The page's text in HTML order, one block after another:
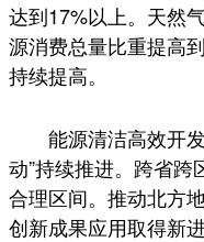
达到17%以上。天然
源消费总量比重提高
持续提高。
能源清洁高效开
动”持续推进。跨省
合理区间。推动北方
创新成果应用取得新进